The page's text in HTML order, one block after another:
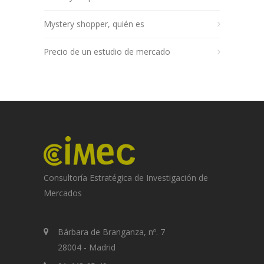
Mystery shopper, quién es
Precio de un estudio de mercado
Consultoría Estratégica de Investigación de
Mercados
Bárbara de Branganza, nº. 7
28004 - Madrid